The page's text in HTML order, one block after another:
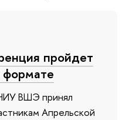
пройдет
ВШЭ принял
Апрельской